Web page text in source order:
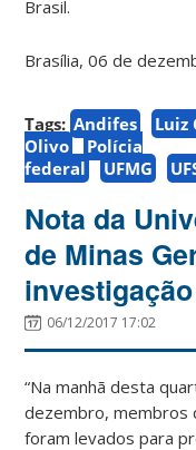
Brasil.
Brasília, 06 de
Tags: Andifes
Luiz
Olivo
Polícia
federal
UFMG
Nota da
de Minas
06/12/2017 17:02
“Na manhã desta
dezembro, membros
foram levados para